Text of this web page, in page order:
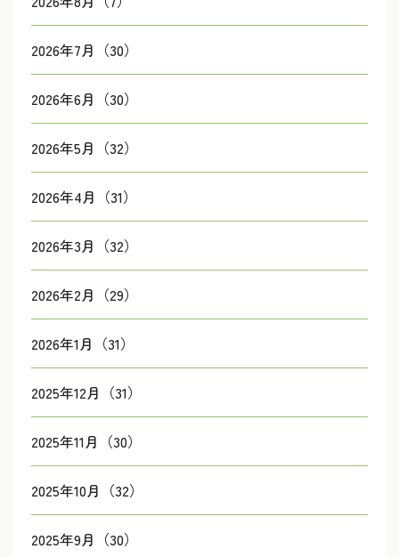
2026年7月（30）
2026年6月（30）
2026年5月（32）
2026年4月（31）
2026年3月（32）
2026年2月（29）
2026年1月（31）
2025年12月（31）
2025年11月（30）
2025年10月（32）
2025年9月（30）